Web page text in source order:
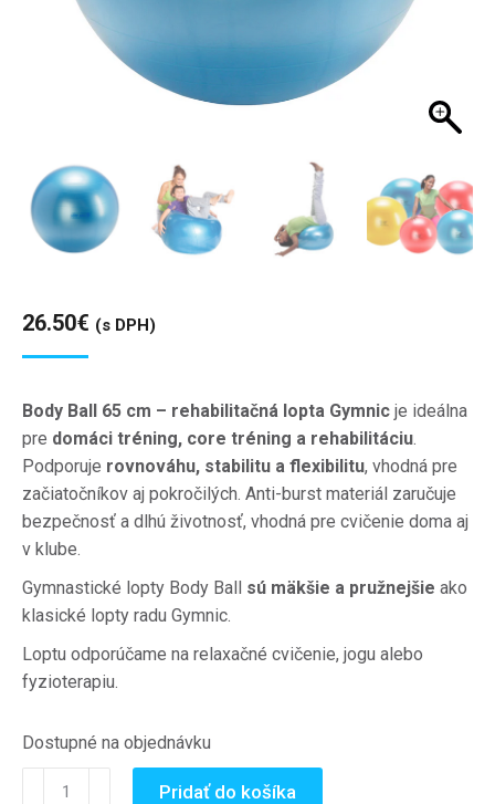
26.50€ (s DPH)
Body Ball 65 cm – rehabilitačná lopta Gymnic je ideálna
pre domáci tréning, core tréning a rehabilitáciu.
Podporuje rovnováhu, stabilitu a flexibilitu, vhodná pre
začiatočníkov aj pokročilých. Anti-burst materiál zaručuje
bezpečnosť a dlhú životnosť, vhodná pre cvičenie doma aj
v klube.
Gymnastické lopty Body Ball sú mäkšie a pružnejšie ako
klasické lopty radu Gymnic.
Loptu odporúčame na relaxačné cvičenie, jogu alebo
fyzioterapiu.
Dostupné na objednávku
množstvo
Pridať do košíka